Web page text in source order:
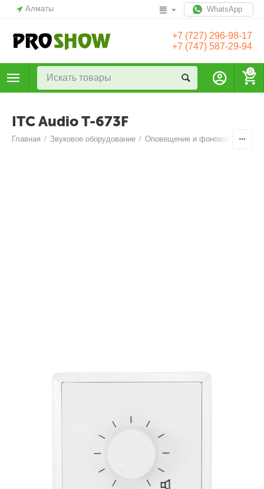
Алматы WhatsApp
+7 (727) 296-98-17
+7 (747) 587-29-94
0
ITC Audio T-673F
Главная / Звуковое оборудование / Оповещение и фоновая музыка